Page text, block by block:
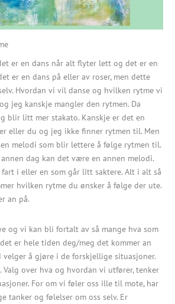
er en dans når alt flyter lett og det er en
er en dans på eller av roser, men dette
Hvordan vi vil danse og hvilken rytme vi
jeg kanskje mangler den rytmen. Da
blir litt mer stakato. Kanskje er det en
eller du og jeg ikke finner rytmen til. Men
melodi som blir lettere å følge rytmen til.
dag kan det være en annen melodi.
fart i eller en som går litt saktere. Alt i alt så
hvilken rytme du ønsker å følge der ute.
an på.
og vi kan bli fortalt av så mange hva som
er hele tiden deg/meg det kommer an
velger å gjøre i de forskjellige situasjoner.
over hva og hvordan vi utfører, tenker
For om vi føler oss ille til mote, har
tanker og følelser om oss selv. Er